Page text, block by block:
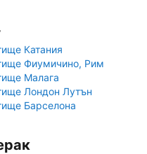
Катания
Фиумичино, Рим
Малага
Лондон Лутън
Барселона